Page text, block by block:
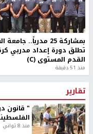
بمشاركة 25 مدرباً..
تطلق دورة إعداد مدربي
القدم المستوى (C)
منذ 51 دقيقة
تقارير
" قانون
منذ 8 ثواني